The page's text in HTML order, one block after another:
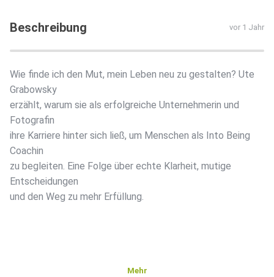
Beschreibung vor 1 Jahr
Wie finde ich den Mut, mein Leben neu zu gestalten? Ute
Grabowsky
erzählt, warum sie als erfolgreiche Unternehmerin und
Fotografin
ihre Karriere hinter sich ließ, um Menschen als Into Being
Coachin
zu begleiten. Eine Folge über echte Klarheit, mutige
Entscheidungen
und den Weg zu mehr Erfüllung.
Mehr